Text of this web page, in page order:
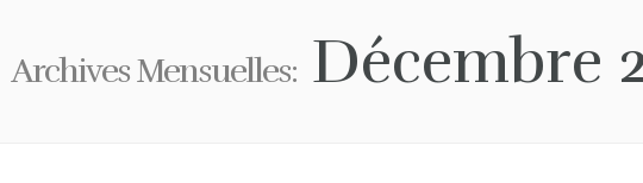
Archives Mensuelles: Décembre